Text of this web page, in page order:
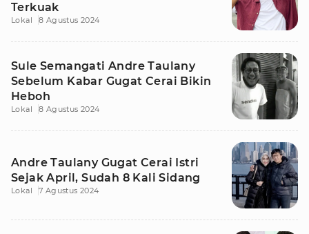
Terkuak
Lokal 8 Agustus 2024
Sule Semangati Andre Taulany
Sebelum Kabar Gugat Cerai Bikin
Heboh
Lokal 8 Agustus 2024
Andre Taulany Gugat Cerai Istri
Sejak April, Sudah 8 Kali Sidang
Lokal 7 Agustus 2024